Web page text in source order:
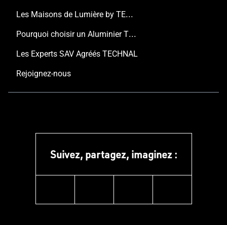
Les Maisons de Lumière by TECHNAL
Pourquoi choisir un Aluminier TECHNAL ?
Les Experts SAV Agréés TECHNAL
Rejoignez-nous
Suivez, partagez, imaginez :